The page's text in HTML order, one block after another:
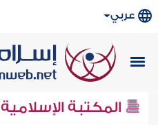
عربي
المكتبة الإسلامية